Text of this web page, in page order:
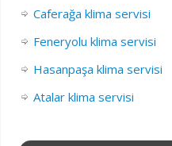
Caferağa klima servisi
Feneryolu klima servisi
Hasanpaşa klima servisi
Atalar klima servisi